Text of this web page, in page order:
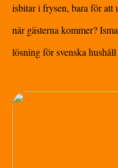
isbitar i frysen, bara för att
när gästerna kommer?
lösning för svenska